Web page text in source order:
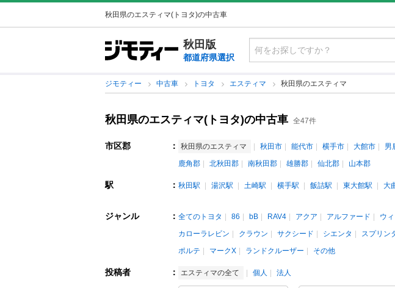
秋田県のエスティマ(トヨタ)の中古車
秋田版
都道府県選択
ジモティー 中古車 トヨタ エスティマ 秋田県のエスティマ
秋田県のエスティマ(トヨタ)の中古車 全47件
市区郡 ： 秋田県のエスティマ 秋田市 能代市 横手市 大館市 男
鹿角郡
北秋田郡 南秋田郡 雄勝郡 仙北郡 山本郡
駅 ： 秋田駅 湯沢駅 土崎駅 横手駅 飯詰駅 東大館駅 大
ジャンル ： 全てのトヨタ 86 bB RAV4 アクア アルファード ウ
カローラレビン
クラウン サクシード シエンタ スプリン
ポルテ
マークX ランドクルーザー その他
投稿者 ： エスティマの全て 個人 法人